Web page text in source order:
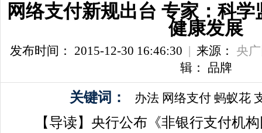
网络支付新规出台 专家：科
健康发展
发布时间： 2015-12-30 16:46:30 | 来源： 央
辑： 品牌
关键词： 办法 网络支付 蚂蚁花
【导读】央行公布《非银行支付机